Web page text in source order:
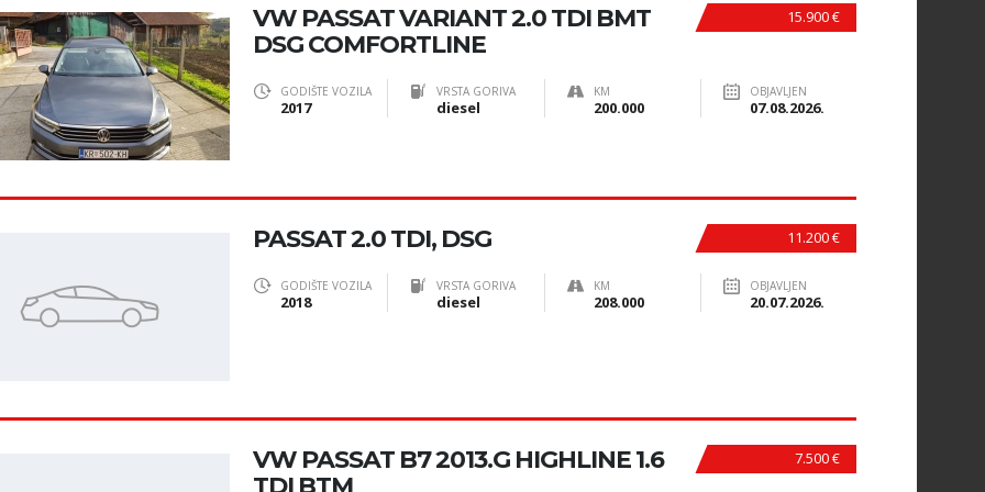
15.900 €
VW PASSAT VARIANT 2.0 TDI BMT
DSG COMFORTLINE
GODIŠTE VOZILA
2017
VRSTA GORIVA
diesel
KM
200.000
OBJAVLJEN
07.08.2026.
11.200 €
PASSAT 2.0 TDI, DSG
GODIŠTE VOZILA
2018
VRSTA GORIVA
diesel
KM
208.000
OBJAVLJEN
20.07.2026.
7.500 €
VW PASSAT B7 2013.G HIGHLINE 1.6
TDI BTM